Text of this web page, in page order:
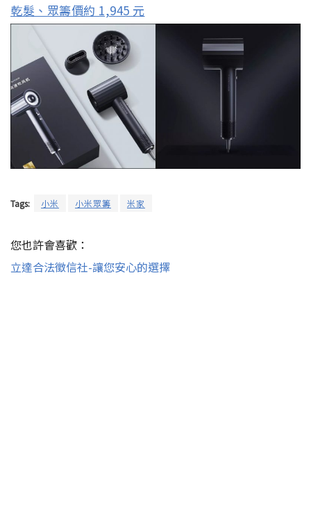
乾髮、眾籌價約 1,945 元
Tags: 小米 小米眾籌 米家
您也許會喜歡：
立達合法徵信社-讓您安心的選擇